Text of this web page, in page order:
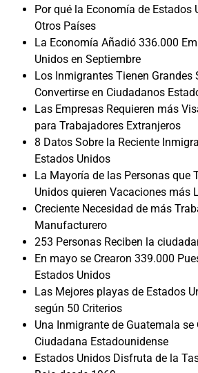
Por qué la Economía de Estados
Otros Países
La Economía Añadió 336.000
Unidos en Septiembre
Los Inmigrantes Tienen Grandes
Convertirse en Ciudadanos
Las Empresas Requieren más
para Trabajadores Extranjeros
8 Datos Sobre la Reciente
Estados Unidos
La Mayoría de las Personas que
Unidos quieren Vacaciones más
Creciente Necesidad de más
Manufacturero
253 Personas Reciben la
En mayo se Crearon 339.000
Estados Unidos
Las Mejores playas de Estados
según 50 Criterios
Una Inmigrante de Guatemala se
Ciudadana Estadounidense
Estados Unidos Disfruta de la